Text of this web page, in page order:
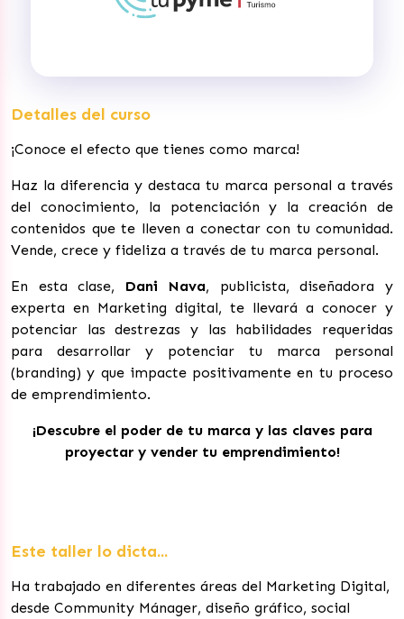
Detalles del curso
¡Conoce el efecto que tienes como marca!
Haz la diferencia y destaca tu marca personal a través
del conocimiento, la potenciación y la creación de
contenidos que te lleven a conectar con tu comunidad.
Vende, crece y fideliza a través de tu marca personal.
En esta clase, Dani Nava, publicista, diseñadora y
experta en Marketing digital, te llevará a conocer y
potenciar las destrezas y las habilidades requeridas
para desarrollar y potenciar tu marca personal
(branding) y que impacte positivamente en tu proceso
de emprendimiento.
¡Descubre el poder de tu marca y las claves para
proyectar y vender tu emprendimiento!
Este taller lo dicta...
Ha trabajado en diferentes áreas del Marketing Digital,
desde Community Mánager, diseño gráfico, social